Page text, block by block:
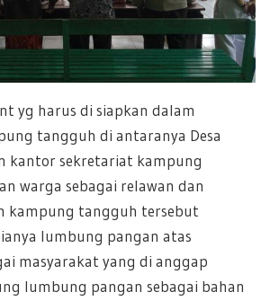
yg harus di siapkan dalam
tangguh di antaranya Desa
kantor sekretariat kampung
warga sebagai relawan dan
kampung tangguh tersebut
lumbung pangan atas
masyarakat yang di anggap
lumbung pangan sebagai bahan